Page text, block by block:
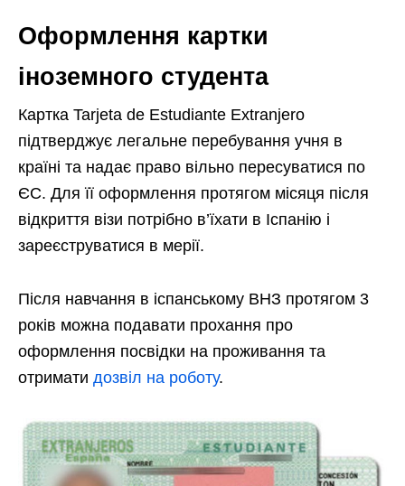
Оформлення картки
іноземного студента
Картка Tarjeta de Estudiante Extranjero
підтверджує легальне перебування учня в
країні та надає право вільно пересуватися по
ЄС. Для її оформлення протягом місяця після
відкриття візи потрібно в’їхати в Іспанію і
зареєструватися в мерії.
Після навчання в іспанському ВНЗ протягом 3
років можна подавати прохання про
оформлення посвідки на проживання та
отримати дозвіл на роботу.